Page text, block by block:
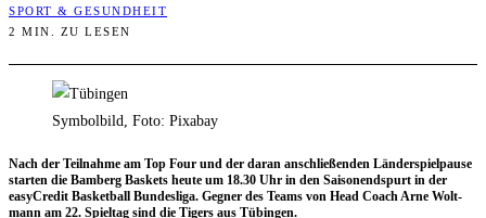
SPORT & GESUNDHEIT
2 MIN. ZU LESEN
Symbolbild, Foto: Pixabay
Nach der Teil­nah­me am Top Four und der dar­an anschlie­ßen­den Län­der­spiel­pau­se
star­ten die Bam­berg Bas­kets heu­te um 18.30 Uhr in den Sai­son­end­spurt in der
easy­Cre­dit Bas­ket­ball Bun­des­li­ga. Geg­ner des Teams von Head Coach Arne Wolt­
mann am 22. Spiel­tag sind die Tigers aus Tübingen.